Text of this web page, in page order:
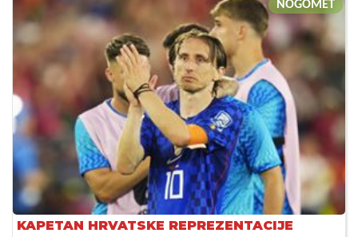
NOGOMET
KAPETAN HRVATSKE REPREZENTACIJE